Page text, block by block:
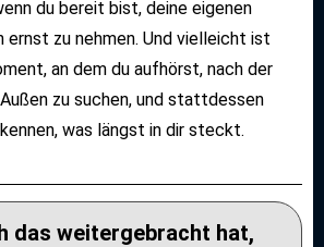
du bereit bist, deine eigenen
ernst zu nehmen. Und vielleicht ist
an dem du aufhörst, nach der
zu suchen, und stattdessen
was längst in dir steckt.
das weitergebracht hat,